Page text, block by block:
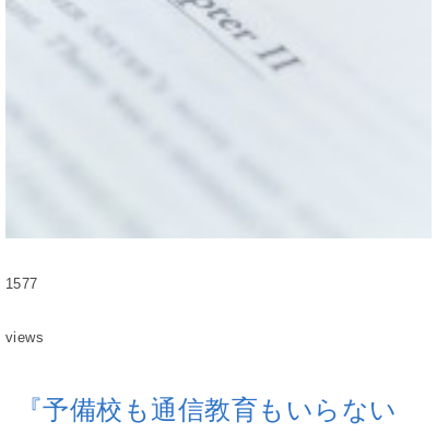
1577
views
『予備校も通信教育もいらない